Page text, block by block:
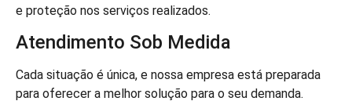
e proteção nos serviços realizados.
Atendimento Sob Medida
Cada situação é única, e nossa empresa está preparada
para oferecer a melhor solução para o seu demanda.